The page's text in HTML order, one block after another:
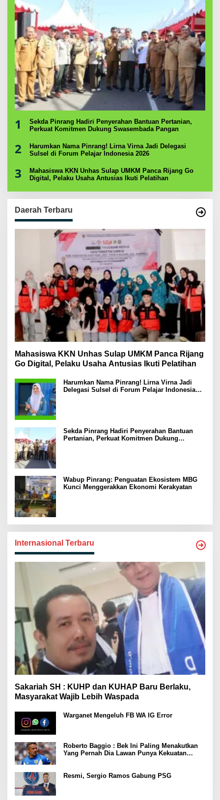
1
Sekda Pinrang Hadiri Penyerahan Bantuan Pertanian,
Perkuat Komitmen Dukung Swasembada Pangan
2
Harumkan Nama Pinrang! Lirna Virna Jadi Delegasi
Sulsel di Forum Pelajar Indonesia 2026
3
Mahasiswa KKN Unhas Sulap UMKM Panca Rijang Go
Digital, Pelaku Usaha Antusias Ikuti Pelatihan
Daerah Terbaru
Mahasiswa KKN Unhas Sulap UMKM Panca Rijang
Go Digital, Pelaku Usaha Antusias Ikuti Pelatihan
Harumkan Nama Pinrang! Lirna Virna Jadi
Delegasi Sulsel di Forum Pelajar Indonesia
Sekda Pinrang Hadiri Penyerahan Bantuan
Pertanian, Perkuat Komitmen Dukung
Wabup Pinrang: Penguatan Ekosistem MBG
Kunci Menggerakkan Ekonomi Kerakyatan
Internasional Terbaru
Sakariah SH : KUHP dan KUHAP Baru Berlaku,
Masyarakat Wajib Lebih Waspada
Warganet Mengeluh FB WA IG Error
Roberto Baggio : Bek Ini Paling Menakutkan
Yang Pernah Dia Lawan Punya Kekuatan
Resmi, Sergio Ramos Gabung PSG